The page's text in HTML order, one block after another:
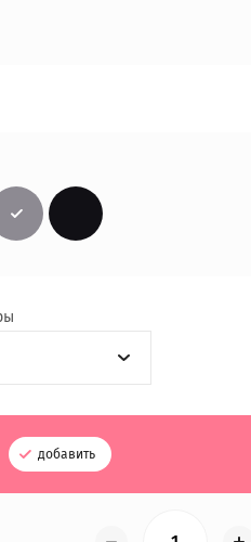
добавить